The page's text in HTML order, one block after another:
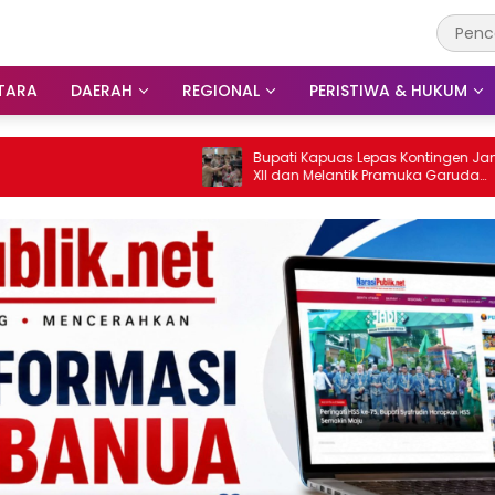
DAERAH REGIONAL PERISTIWA & HUKUM
Bupati Kapuas Lepas Kontingen Jamnas
XII dan Melantik Pramuka Garuda
Penggalang